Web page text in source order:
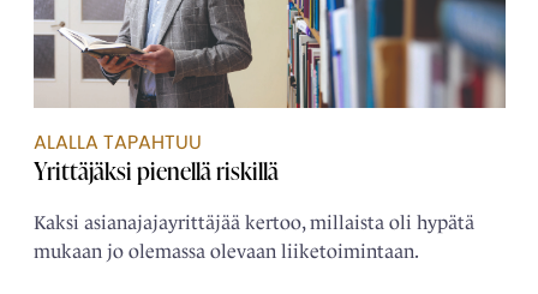
ALALLA TAPAHTUU
Yrittäjäksi pienellä riskillä
Kaksi asianajajayrittäjää kertoo, millaista oli hypätä
mukaan jo olemassa olevaan liiketoimintaan.